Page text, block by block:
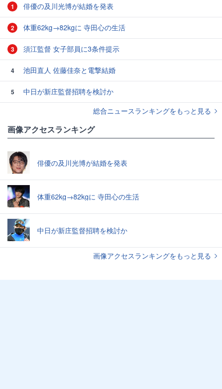
1 俳優の及川光博が結婚を発表
2 体重62kg→82kgに 寺田心の生活
3 須江監督 女子部員に3条件提示
4 池田直人 佐藤佳奈と電撃結婚
5
中日が新庄監督招聘を検討か
総合ニュースランキングをもっと見る
画像アクセスランキング
俳優の及川光博が結婚を発表
体重62kg→82kgに 寺田心の生活
中日が新庄監督招聘を検討か
画像アクセスランキングをもっと見る